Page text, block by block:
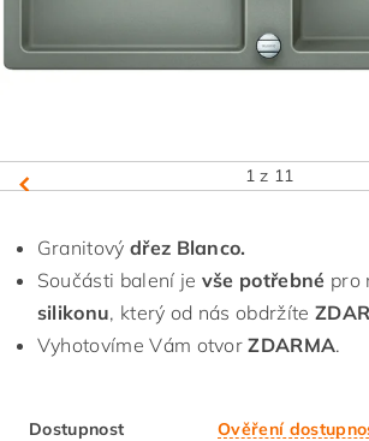
1 z 11
Granitový dřez Blanco.
Součásti balení je vše potřebné pro
silikonu, který od nás obdržíte
Vyhotovíme Vám otvorZDARMA.
Dostupnost Ověření